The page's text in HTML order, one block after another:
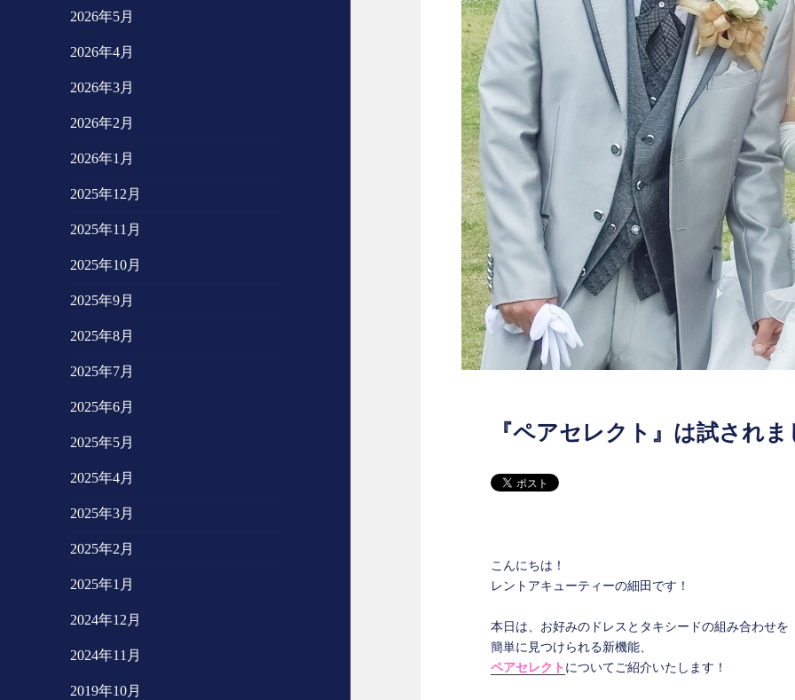
2026年5月
2026年4月
2026年3月
2026年2月
2026年1月
2025年12月
2025年11月
2025年10月
2025年9月
2025年8月
2025年7月
2025年6月
2025年5月
2025年4月
2025年3月
2025年2月
2025年1月
2024年12月
2024年11月
2019年10月
『ペアセレクト』は試され
こんにちは！
レントアキューティーの細田です！
本日は、お好みのドレスとタキシードの組み合わせを
簡単に見つけられる新機能、
ペアセレクト についてご紹介いたします！